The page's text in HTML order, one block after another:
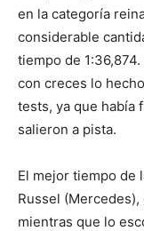
en la categoría
considerable
tiempo de
con creces lo
tests, ya que había
salieron a pista.
El mejor tiempo de
Russel
mientras que lo